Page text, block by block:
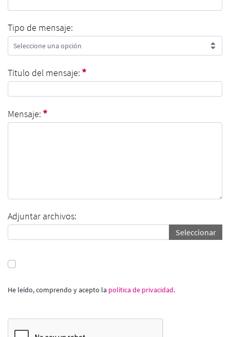
Requerido
Tipo de mensaje:
Seleccione una opción
Título del mensaje:
Requerido
Mensaje:
Requerido
Adjuntar archivos:
Seleccionar
He leído, comprendo y acepto la política de privacidad.